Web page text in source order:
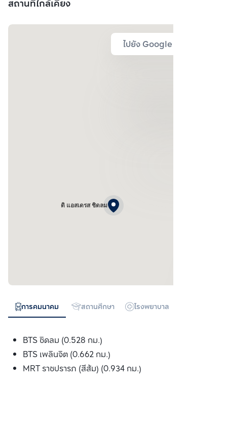
สถานที่ใกล้เคียง
ไปยัง Google Map
ดิ แอสเดรส ชิดลม
การคมนาคม สถานศึกษา โรงพยาบาล
BTS ชิดลม (0.528 กม.)
BTS เพลินจิต (0.662 กม.)
MRT ราชปรารภ (สีส้ม) (0.934 กม.)